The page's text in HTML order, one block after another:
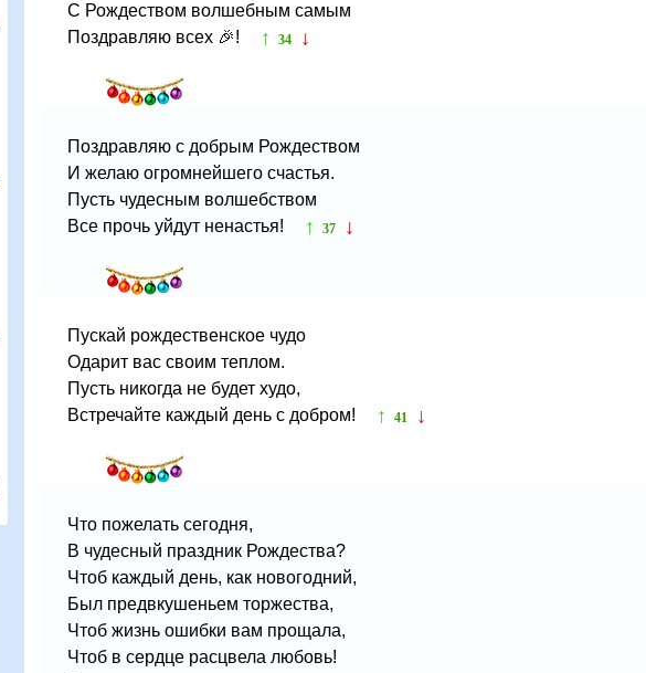
С Рождеством волшебным самым
Поздравляю всех 🎉!
↑ 34 ↓
Поздравляю с добрым Рождеством
И желаю огромнейшего счастья.
Пусть чудесным волшебством
Все прочь уйдут ненастья!
↑ 37 ↓
Пускай рождественское чудо
Одарит вас своим теплом.
Пусть никогда не будет худо,
Встречайте каждый день с добром!
↑ 41 ↓
Что пожелать сегодня,
В чудесный праздник Рождества?
Чтоб каждый день, как новогодний,
Был предвкушеньем торжества,
Чтоб жизнь ошибки вам прощала,
Чтоб в сердце расцвела любовь!